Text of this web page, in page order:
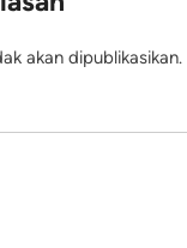
akan dipublikasikan.